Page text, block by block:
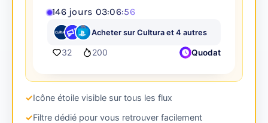
146jours 03:06:54
Acheter sur Cultura et 4 autres
32 200 Quodat
✓Icône étoile visible sur tous les flux
✓Filtre dédié pour vous retrouver facilement